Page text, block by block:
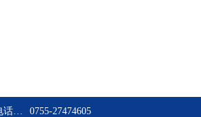
电话：0755-27474605
0755-27474605